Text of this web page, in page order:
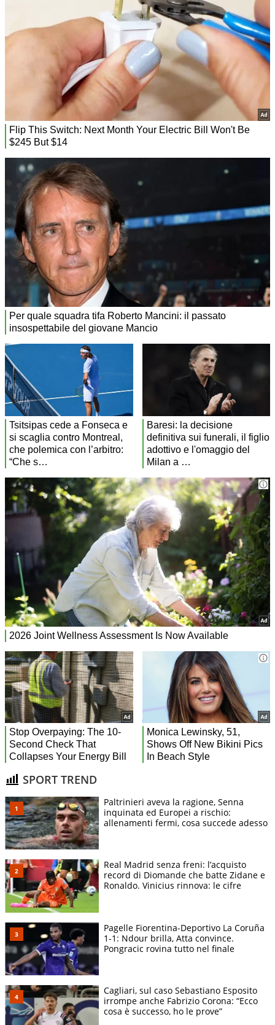
SPORT TREND
Paltrinieri aveva la ragione, Senna
inquinata ed Europei a rischio:
allenamenti fermi, cosa succede adesso
Real Madrid senza freni: l’acquisto
record di Diomande che batte Zidane e
Ronaldo. Vinicius rinnova: le cifre
Pagelle Fiorentina-Deportivo La Coruña
1-1: Ndour brilla, Atta convince.
Pongracic rovina tutto nel finale
Cagliari, sul caso Sebastiano Esposito
irrompe anche Fabrizio Corona: “Ecco
cosa è successo, ho le prove”